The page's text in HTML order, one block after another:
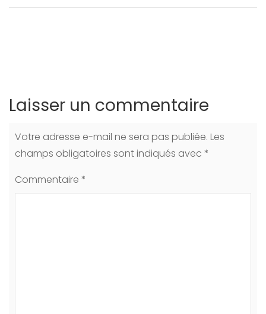
Laisser un commentaire
Votre adresse e-mail ne sera pas publiée. Les
champs obligatoires sont indiqués avec *
Commentaire *